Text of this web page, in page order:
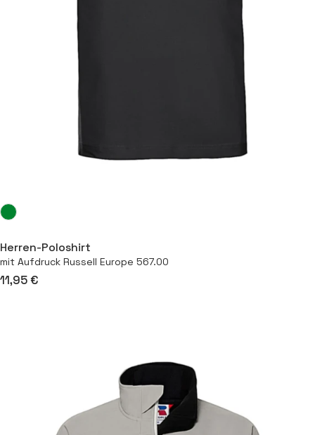
Herren-Poloshirt
mit Aufdruck Russell Europe 567.00
11,95 €